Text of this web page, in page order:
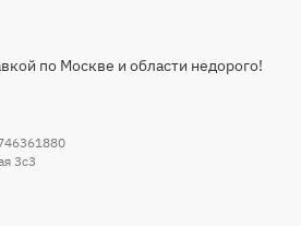
по Москве и области недорого!
3c3